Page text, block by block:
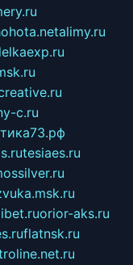
alimy.ru
c.ru
tesiaes.ru
orior-aks.ru
flatnsk.ru